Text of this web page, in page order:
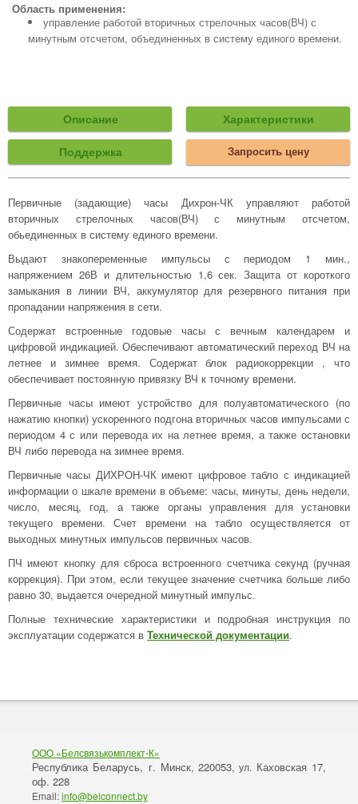
Область применения:
управление работой вторичных стрелочных часов(ВЧ) с
минутным отсчетом, объединенных в систему единого времени.
Описание Характеристики
Поддержка Запросить цену
Первичные (задающие) часы Дихрон-ЧК управляют работой
вторичных стрелочных часов(ВЧ) с минутным отсчетом,
обьединенных в систему единого времени.
Выдают знакопеременные импульсы с периодом 1 мин.,
напряжением 26В и длительностью 1,6 сек. Защита от короткого
замыкания в линии ВЧ, аккумулятор для резервного питания при
пропадании напряжения в сети.
Содержат встроенные годовые часы с вечным календарем и
цифровой индикацией. Обеспечивают автоматический переход ВЧ на
летнее и зимнее время. Содержат блок радиокоррекции , что
обеспечивает постоянную привязку ВЧ к точному времени.
Первичные часы имеют устройство для полуавтоматического (по
нажатию кнопки) ускоренного подгона вторичных часов импульсами с
периодом 4 с или перевода их на летнее время, а также остановки
ВЧ либо перевода на зимнее время.
Первичные часы ДИХРОН-ЧК имеют цифровое табло с индикацией
информации о шкале времени в объеме: часы, минуты, день недели,
число, месяц, год, а также органы управления для установки
текущего времени. Счет времени на табло осуществляется от
выходных минутных импульсов первичных часов.
ПЧ имеют кнопку для сброса встроенного счетчика секунд (ручная
коррекция). При этом, если текущее значение счетчика больше либо
равно 30, выдается очередной минутный импульс.
Полные технические характеристики и подробная инструкция по
эксплуатации содержатся в Технической документации.
ООО «Белсвязькомплект-К»
Республика Беларусь, г. Минск, 220053, ул. Каховская 17,
оф. 228
Email:info@belconnect.by